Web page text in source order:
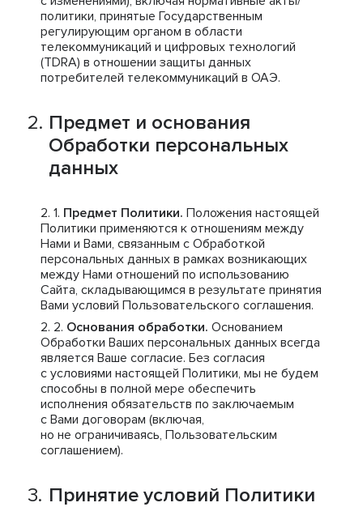
политики, принятые Государственным
регулирующим органом в области
телекоммуникаций и цифровых технологий
(TDRA) в отношении защиты данных
потребителей телекоммуникаций в ОАЭ.
Предмет и основания
Обработки персональных
данных
Предмет Политики. Положения настоящей
Политики применяются к отношениям между
Нами и Вами, связанным с Обработкой
персональных данных в рамках возникающих
между Нами отношений по использованию
Сайта, складывающимся в результате принятия
Вами условий Пользовательского соглашения.
Основания обработки. Основанием
Обработки Ваших персональных данных всегда
является Ваше согласие. Без согласия
с условиями настоящей Политики, мы не будем
способны в полной мере обеспечить
исполнения обязательств по заключаемым
с Вами договорам (включая,
но не ограничиваясь, Пользовательским
соглашением).
Принятие условий Политики